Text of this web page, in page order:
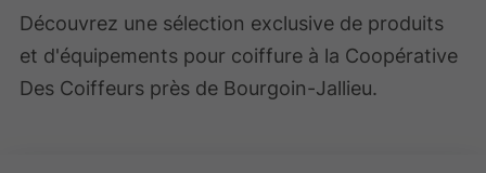
Découvrez une sélection exclusive de produits
et d'équipements pour coiffure à la Coopérative
Des Coiffeurs près de Bourgoin-Jallieu.